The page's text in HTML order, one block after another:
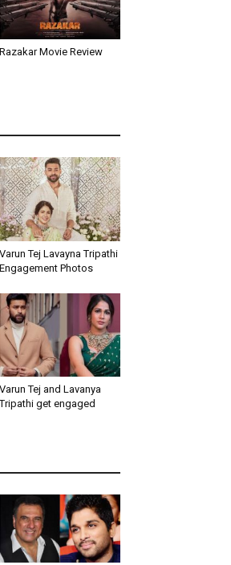
Razakar Movie Review
Varun Tej Lavayna Tripathi
Engagement Photos
Varun Tej and Lavanya
get engaged